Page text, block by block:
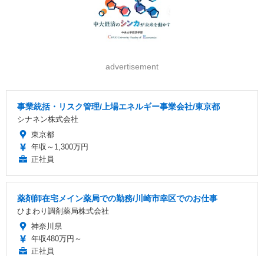
advertisement
事業統括・リスク管理/上場エネルギー事業会社/東京都
シナネン株式会社
東京都
年収～1,300万円
正社員
薬剤師在宅メイン薬局での勤務/川崎市幸区でのお仕事
ひまわり調剤薬局株式会社
神奈川県
年収480万円～
正社員